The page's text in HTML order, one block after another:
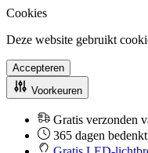
Cookies
Deze website gebruikt
Accepteren
Voorkeuren
Gratis verzonden
365 dagen